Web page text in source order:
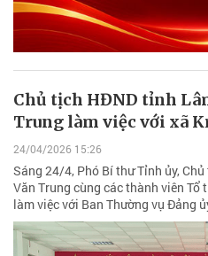
Chủ tịch HĐND tỉnh
Trung làm việc với xã
24/04/2026 15:26
Sáng 24/4, Phó Bí thư Tỉnh ủy,
Văn Trung cùng các thành viên Tổ
làm việc với Ban Thường vụ Đảng